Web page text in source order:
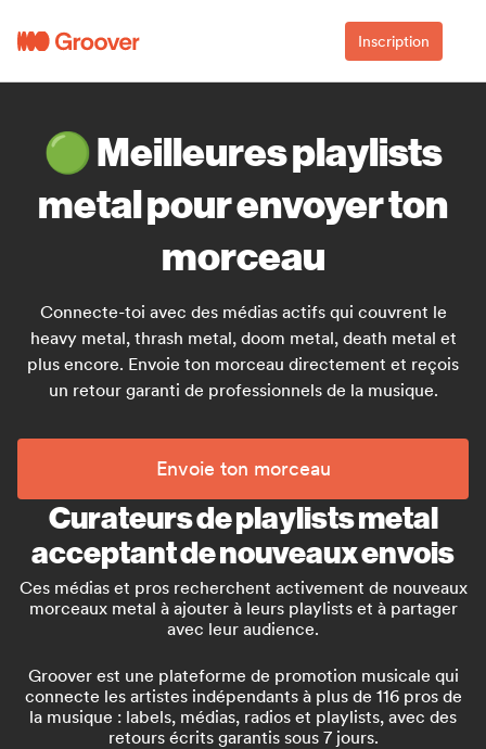
Inscription
🟢 Meilleures playlists
metal pour envoyer ton
morceau
Connecte-toi avec des médias actifs qui couvrent le
heavy metal, thrash metal, doom metal, death metal et
plus encore. Envoie ton morceau directement et reçois
un retour garanti de professionnels de la musique.
Envoie ton morceau
Curateurs de playlists metal
acceptant de nouveaux envois
Ces médias et pros recherchent activement de nouveaux
morceaux metal à ajouter à leurs playlists et à partager
avec leur audience.
Groover est une plateforme de promotion musicale qui
connecte les artistes indépendants à plus de 116 pros de
la musique : labels, médias, radios et playlists, avec des
retours écrits garantis sous 7 jours.